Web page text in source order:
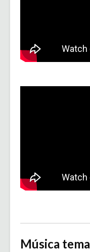
Música tema